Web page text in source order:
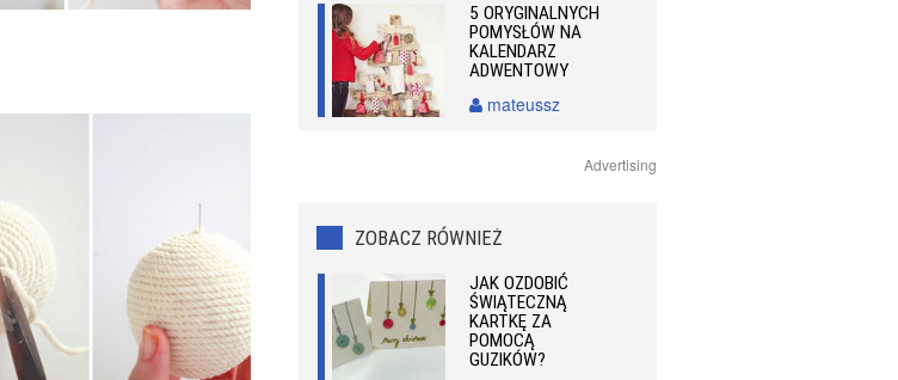
5 ORYGINALNYCH
POMYSŁÓW NA
KALENDARZ
ADWENTOWY
mateussz
Advertising
ZOBACZ RÓWNIEŻ
JAK OZDOBIĆ
ŚWIĄTECZNĄ
KARTKĘ ZA
POMOCĄ
GUZIKÓW?